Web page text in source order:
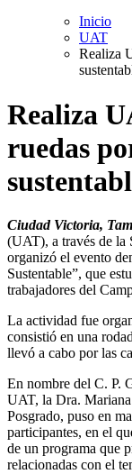
Inicio
UAT
Realiza
Realiza
ruedas
Ciudad Victoria,
(UAT), a través de la
organizó el evento
Sustentable”, que
trabajadores del
La actividad fue
consistió en una
llevó a cabo por las
En nombre del C. P.
UAT, la Dra.
Posgrado, puso en
participantes, en el
de un programa que
relacionadas con el